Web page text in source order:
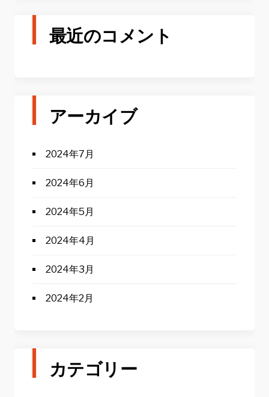
最近のコメント
アーカイブ
2024年7月
2024年6月
2024年5月
2024年4月
2024年3月
2024年2月
カテゴリー